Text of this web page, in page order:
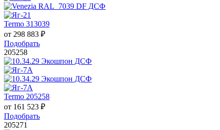
Termo 313039
от 298 883 ₽
Подобрать
205258
Termo 205258
от 161 523 ₽
Подобрать
205271